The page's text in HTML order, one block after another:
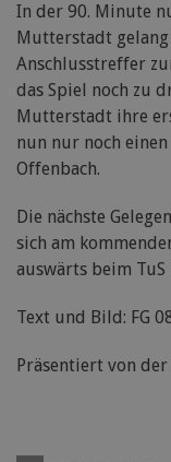
In der 90. Minute
Mutterstadt
Anschlusstreffer
das Spiel noch zu
Mutterstadt ihre
nun nur noch
Offenbach.
Die nächste
sich am
auswärts beim
Text und Bild: FG
Präsentiert von